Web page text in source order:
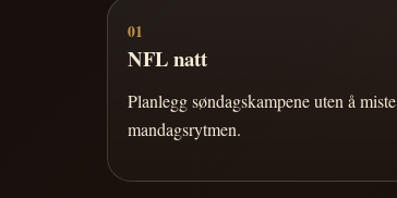
01
NFL natt
Planlegg søndagskampene uten å miste
mandagsrytmen.